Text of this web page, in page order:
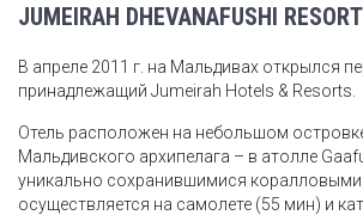
JUMEIRAH DHEVANAFUSHI
В апреле 2011 г. на Мальдивах открылся
принадлежащий Jumeirah Hotels & Resorts.
Отель расположен на небольшом
Мальдивского архипелага – в атолле
уникально сохранившимися
осуществляется на самолете (55 мин) и